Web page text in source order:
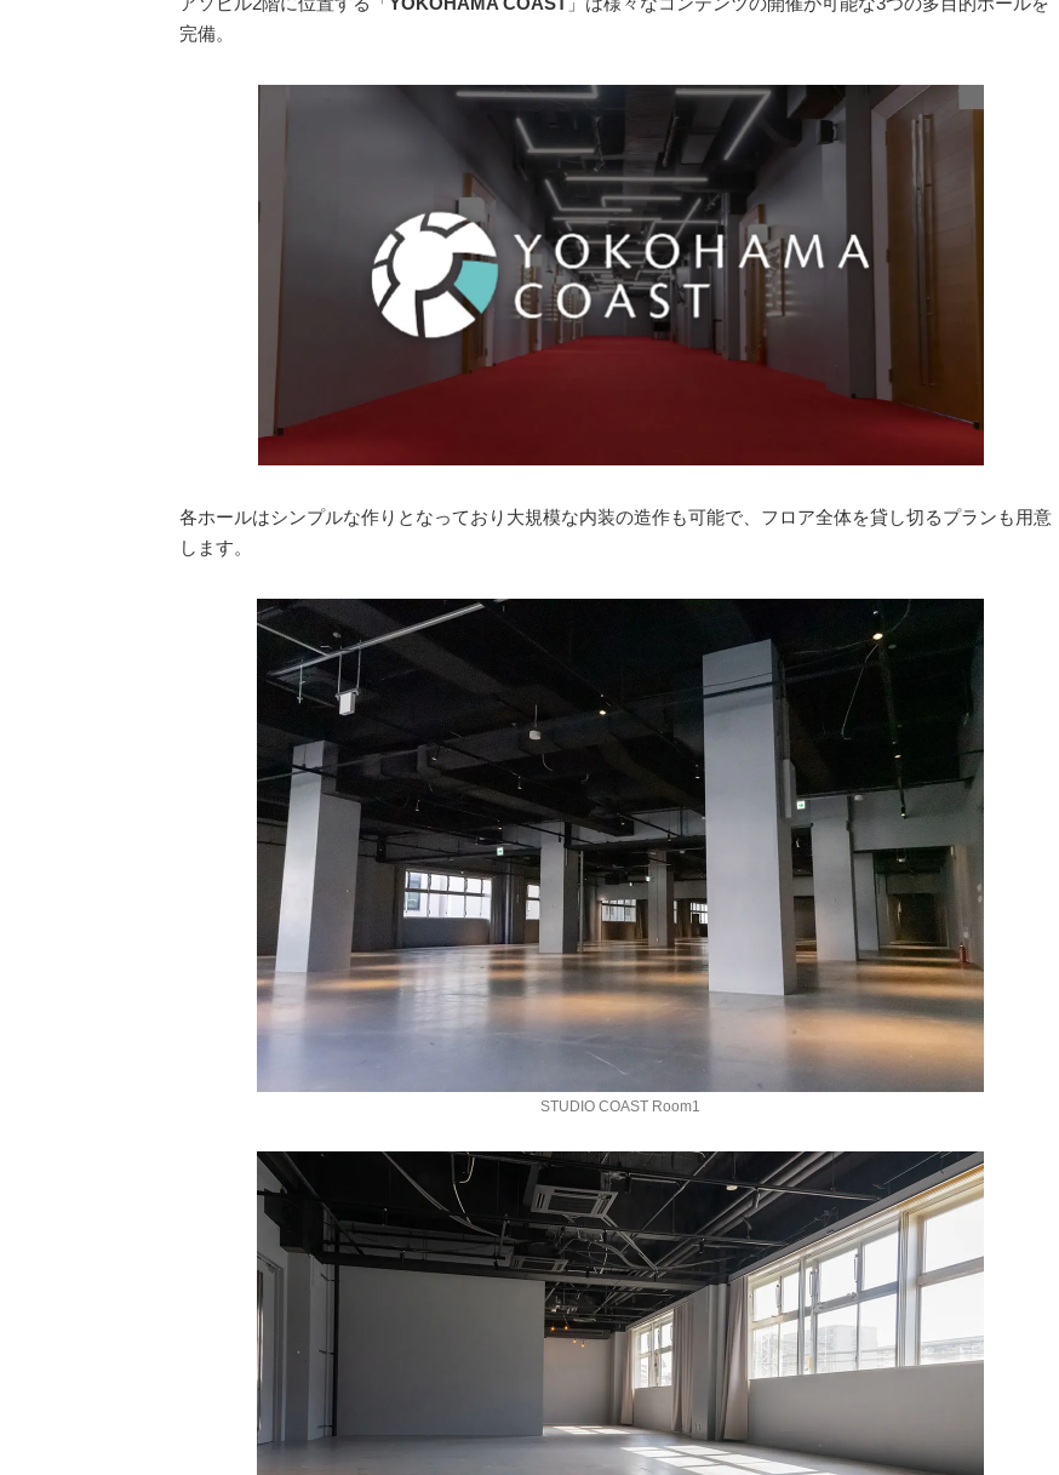
完備。
各ホールはシンプルな作りとなっており大規模な内装の造作も可能で、フロア全体を貸し切るプランも用意
します。
STUDIO COAST Room1